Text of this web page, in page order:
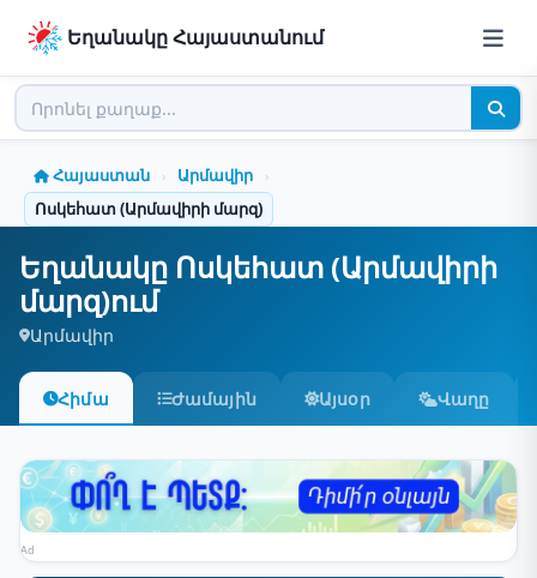
Եղանակը Հայաստանում
Հայաստան › Արմավիր ›
Ոսկեհատ (Արմավիրի մարզ)
Եղանակը Ոսկեհատ (Արմավիրի
մարզ)ում
Արմավիր
Հիմա Ժամային Այսօր Վաղը
Ad